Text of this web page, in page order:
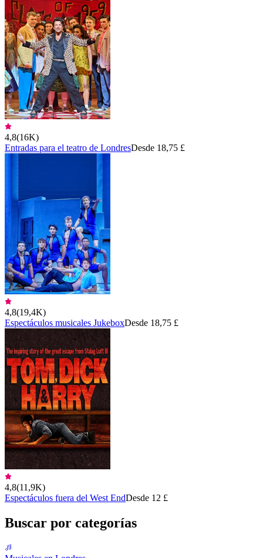
4,8(16K)
Entradas para el teatro de LondresDesde 18,75 £
4,8(19,4K)
Espectáculos musicales JukeboxDesde 18,75 £
4,8(11,9K)
Espectáculos fuera del West EndDesde 12 £
Buscar por categorías